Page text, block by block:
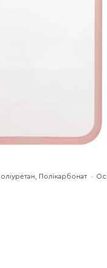
Полікарбонат